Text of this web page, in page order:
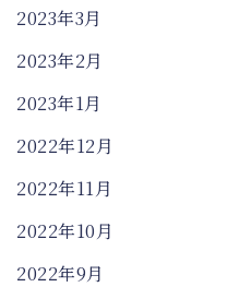
2023年3月
2023年2月
2023年1月
2022年12月
2022年11月
2022年10月
2022年9月